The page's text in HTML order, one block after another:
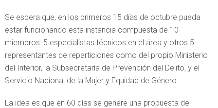
Se espera que, en los primeros 15 días de octubre pueda
estar funcionando esta instancia compuesta de 10
miembros: 5 especialistas técnicos en el área y otros 5
representantes de reparticiones como del propio Ministerio
del Interior, la Subsecretaría de Prevención del Delito, y el
Servicio Nacional de la Mujer y Equidad de Género.
La idea es que en 60 días se genere una propuesta de